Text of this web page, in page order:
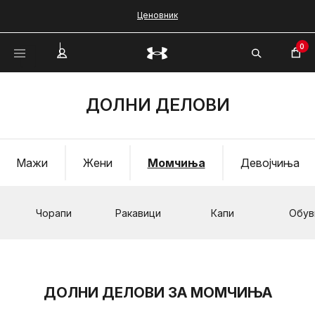
Ценовник
0
ДОЛНИ ДЕЛОВИ
Девојчиња
Момчиња
Жени
Мажи
Чорапи Ракавици Капи
ДОЛНИ ДЕЛОВИ ЗА МОМЧИЊА